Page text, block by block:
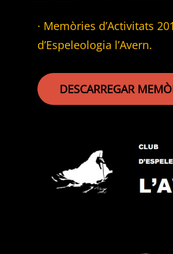
· Memòries d’Activitats
d’Espeleologia l’Avern.
DESCARREGAR